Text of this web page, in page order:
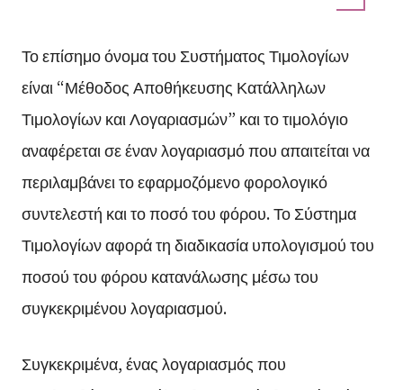
Το επίσημο όνομα του Συστήματος Τιμολογίων
είναι “Μέθοδος Αποθήκευσης Κατάλληλων
Τιμολογίων και Λογαριασμών” και το τιμολόγιο
αναφέρεται σε έναν λογαριασμό που απαιτείται να
περιλαμβάνει το εφαρμοζόμενο φορολογικό
συντελεστή και το ποσό του φόρου. Το Σύστημα
Τιμολογίων αφορά τη διαδικασία υπολογισμού του
ποσού του φόρου κατανάλωσης μέσω του
συγκεκριμένου λογαριασμού.
Συγκεκριμένα, ένας λογαριασμός που